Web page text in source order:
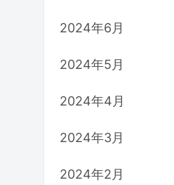
2024年6月
2024年5月
2024年4月
2024年3月
2024年2月